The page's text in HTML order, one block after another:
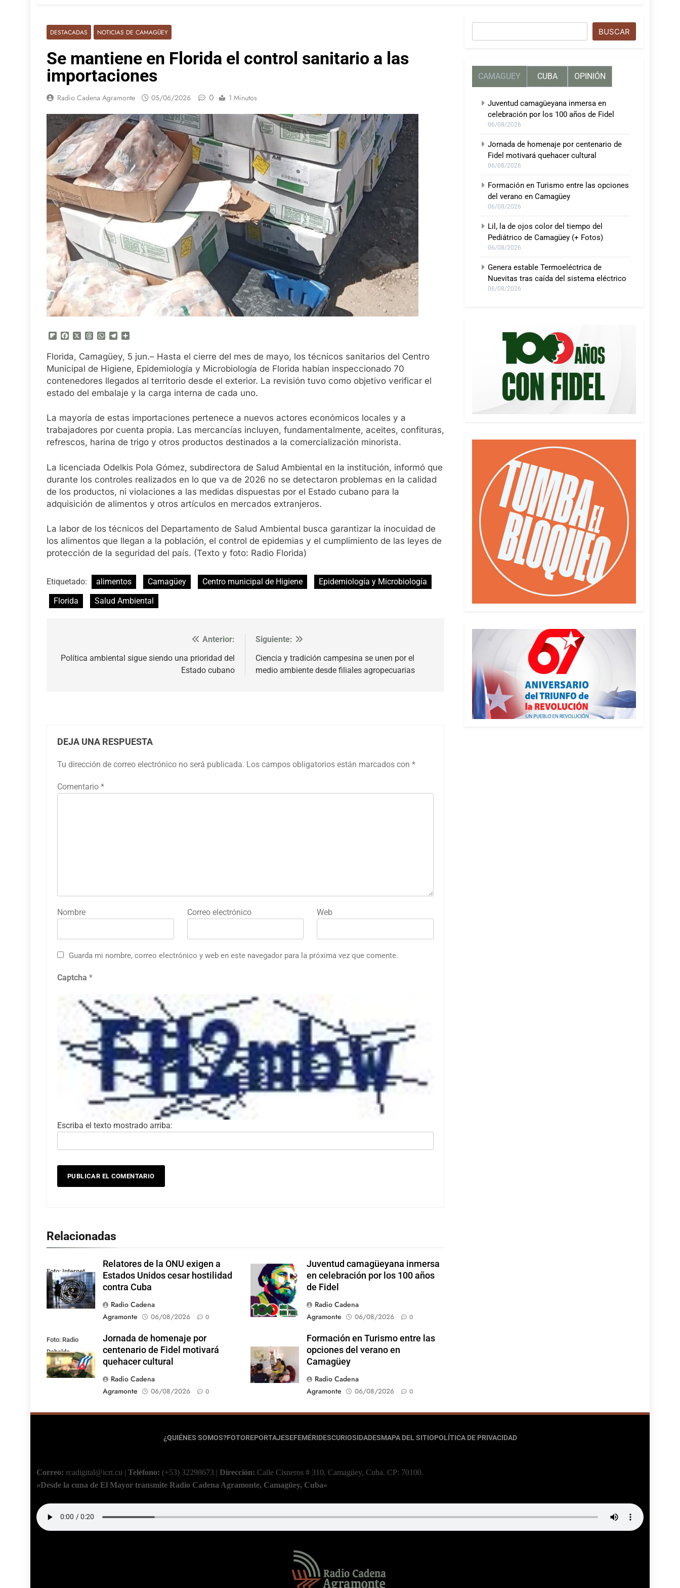
DESTACADAS NOTICIAS DE CAMAGÜEY
Se mantiene en Florida el control sanitario a las
importaciones
Radio Cadena Agramonte 05/06/2026 0 1 Minutos
Flipboard
FacebookThreadsWhatsApp
Telegram
Florida, Camagüey, 5 jun.– Hasta el cierre del mes de mayo, los técnicos sanitarios del Centro
Municipal de Higiene, Epidemiología y Microbiología de Florida habían inspeccionado 70
contenedores llegados al territorio desde el exterior. La revisión tuvo como objetivo verificar el
estado del embalaje y la carga interna de cada uno.
La mayoría de estas importaciones pertenece a nuevos actores económicos locales y a
trabajadores por cuenta propia. Las mercancías incluyen, fundamentalmente, aceites, confituras,
refrescos, harina de trigo y otros productos destinados a la comercialización minorista.
La licenciada Odelkis Pola Gómez, subdirectora de Salud Ambiental en la institución, informó que
durante los controles realizados en lo que va de 2026 no se detectaron problemas en la calidad
de los productos, ni violaciones a las medidas dispuestas por el Estado cubano para la
adquisición de alimentos y otros artículos en mercados extranjeros.
La labor de los técnicos del Departamento de Salud Ambiental busca garantizar la inocuidad de
los alimentos que llegan a la población, el control de epidemias y el cumplimiento de las leyes de
protección de la seguridad del país. (Texto y foto: Radio Florida)
Etiquetado: alimentos Camagüey Centro municipal de Higiene
Epidemiología y Microbiología
Florida
Salud Ambiental
de
Anterior:
Política ambiental sigue siendo una prioridad del
Estado cubano
Siguiente:
Ciencia y tradición campesina se unen por el
medio ambiente desde filiales agropecuarias
DEJA UNA RESPUESTA
Tu dirección de correo electrónico no será publicada. Los campos obligatorios están marcados con *
Comentario *
Nombre Correo electrónico Web
Guarda mi nombre, correo electrónico y web en este navegador para la próxima vez que comente.
Captcha *
Escriba el texto mostrado arriba:
Relacionadas
Foto: Internet
Relatores de la ONU exigen a
Estados Unidos cesar hostilidad
contra Cuba
Radio Cadena
Agramonte
06/08/2026 0
Foto: Internet
Juventud camagüeyana inmersa
en celebración por los 100 años
de Fidel
Radio Cadena
Agramonte
06/08/2026 0
Foto: Radio
Rebelde
Jornada de homenaje por
centenario de Fidel motivará
quehacer cultural
Radio Cadena
Agramonte
06/08/2026 0
Formación en Turismo entre las
opciones del verano en
Camagüey
Radio Cadena
Agramonte
06/08/2026 0
BUSCAR
CAMAGUEY CUBA OPINIÓN
Juventud camagüeyana inmersa en
celebración por los 100 años de Fidel
06/08/2026
Jornada de homenaje por centenario de
Fidel motivará quehacer cultural
06/08/2026
Formación en Turismo entre las opciones
del verano en Camagüey
06/08/2026
Lil, la de ojos color del tiempo del
Pediátrico de Camagüey (+ Fotos)
06/08/2026
Genera estable Termoeléctrica de
Nuevitas tras caída del sistema eléctrico
06/08/2026
¿QUIÉNES SOMOS?FOTOREPORTAJESEFEMÉRIDESCURIOSIDADESMAPA DEL SITIOPOLÍTICA DE PRIVACIDAD
Correo: rcadigital@icrt.cu | Teléfono: (+53) 32298673 | Dirección: Calle Cisneros # 310, Camagüey, Cuba. CP: 70100.
«Desde la cuna de El Mayor transmite Radio Cadena Agramonte, Camagüey, Cuba»